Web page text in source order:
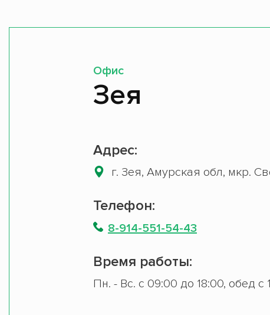
Офис
Зея
Адрес:
г. Зея, Амурская обл, мкр.
Телефон:
8-914-551-54-43
Время работы:
Пн. - Вс. с 09:00 до 18:00, обед с